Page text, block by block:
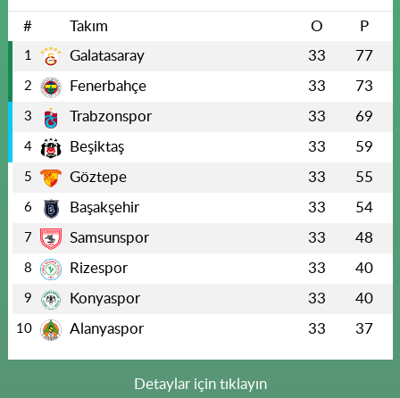
# Takım O P
1 Galatasaray 33 77
2 Fenerbahçe 33 73
3 Trabzonspor 33 69
4 Beşiktaş 33 59
5 Göztepe 33 55
6 Başakşehir 33 54
7 Samsunspor 33 48
8 Rizespor 33 40
9 Konyaspor 33 40
10 Alanyaspor 33 37
Detaylar için tıklayın